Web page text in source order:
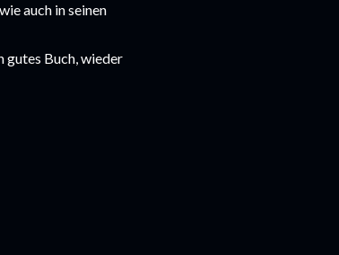
auch in seinen
gutes Buch, wieder